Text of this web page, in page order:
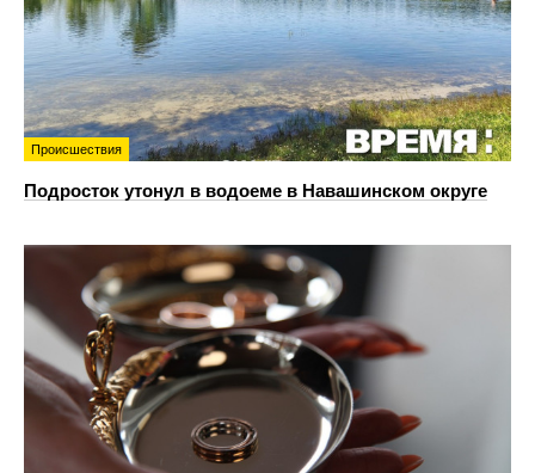
Происшествия
Подросток утонул в водоеме в Навашинском округе